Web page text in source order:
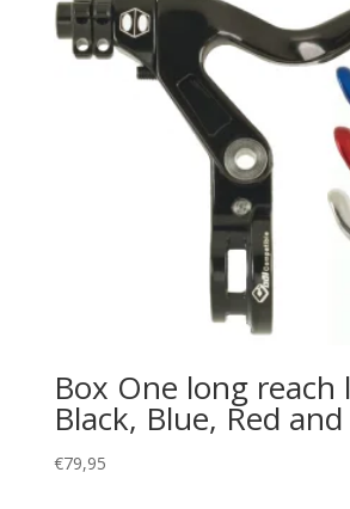
Box One long reach
Black, Blue, Red
€79,95